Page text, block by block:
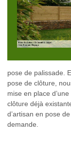
pose de palissade.
pose de clôture,
mise en place
clôture déjà
d’artisan en pose
demande.